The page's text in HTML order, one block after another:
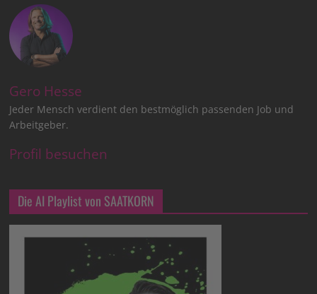
Gero Hesse
Jeder Mensch verdient den bestmöglich passenden Job und
Arbeitgeber.
Profil besuchen
Die AI Playlist von SAATKORN